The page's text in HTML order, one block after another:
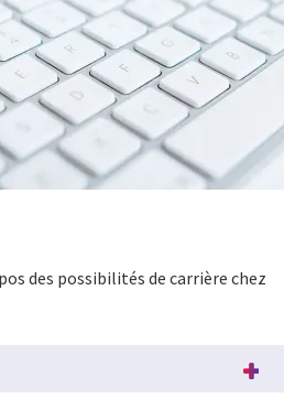
des possibilités de carrière chez